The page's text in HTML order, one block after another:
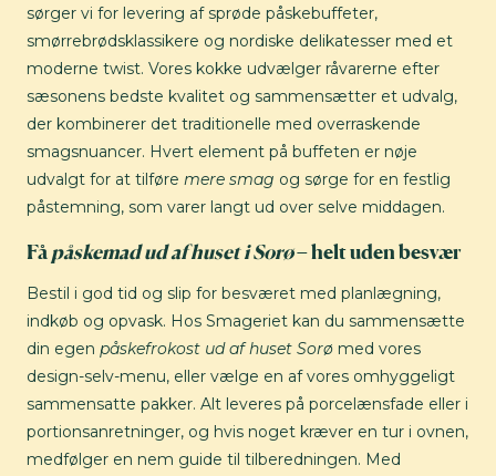
sørger vi for levering af sprøde påskebuffeter,
smørrebrødsklassikere og nordiske delikatesser med et
moderne twist. Vores kokke udvælger råvarerne efter
sæsonens bedste kvalitet og sammensætter et udvalg,
der kombinerer det traditionelle med overraskende
smagsnuancer. Hvert element på buffeten er nøje
udvalgt for at tilføre mere smag og sørge for en festlig
påstemning, som varer langt ud over selve middagen.
Fåpåskemad ud af huset i Sorø– helt uden besvær
Bestil i god tid og slip for besværet med planlægning,
indkøb og opvask. Hos Smageriet kan du sammensætte
din egen påskefrokost ud af huset Sorø med vores
design-selv-menu, eller vælge en af vores omhyggeligt
sammensatte pakker. Alt leveres på porcelænsfade eller i
portionsanretninger, og hvis noget kræver en tur i ovnen,
medfølger en nem guide til tilberedningen. Med